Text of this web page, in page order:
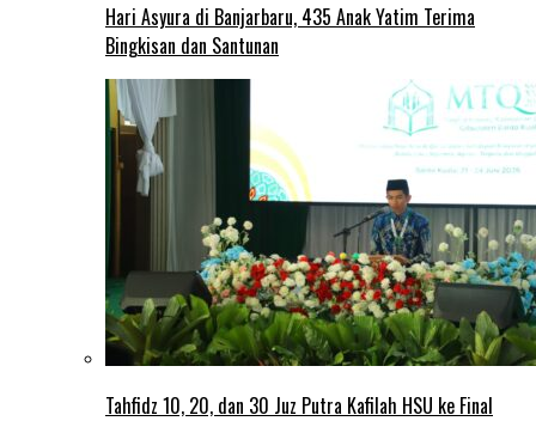
Hari Asyura di Banjarbaru, 435 Anak Yatim Terima
Bingkisan dan Santunan
Tahfidz 10, 20, dan 30 Juz Putra Kafilah HSU ke Final